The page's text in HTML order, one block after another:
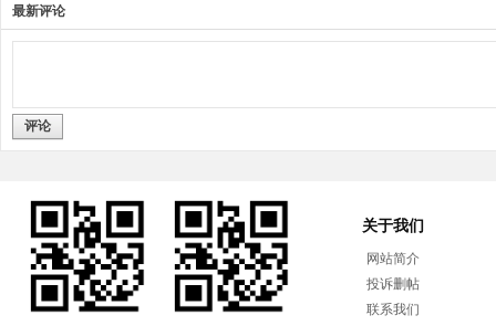
最新评论
评论
关于我们
网站简介
投诉删帖
联系我们